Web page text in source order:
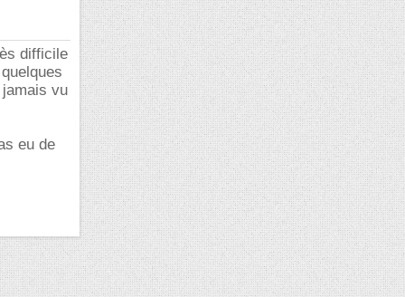
difficile
vu
eu de